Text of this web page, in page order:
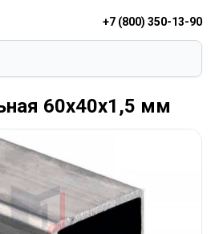
+7 (800) 350-13-90
60х40х1,5 мм